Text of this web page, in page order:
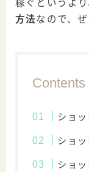
稼ぐというより
方法なので、
Contents
ショ
ショ
ショ